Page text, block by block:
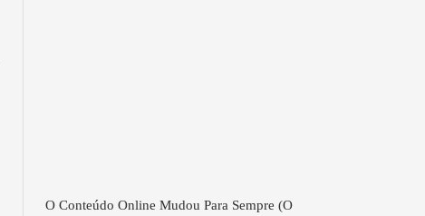
O Conteúdo Online Mudou Para Sempre (O